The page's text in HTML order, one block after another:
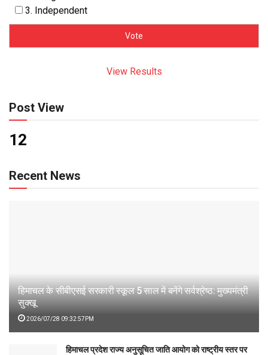
3. Independent
View Results
Post View
12
Recent News
हिमाचल के सीबीएसई सरकारी स्कूल 5 साल में बनेंगे सर्वश्रेष्ठ: मुख्यमंत्री
सुक्खू
2026/07/28 09:32:57PM
हिमाचल प्रदेश राज्य अनुसूचित जाति आयोग को राष्ट्रीय स्तर पर